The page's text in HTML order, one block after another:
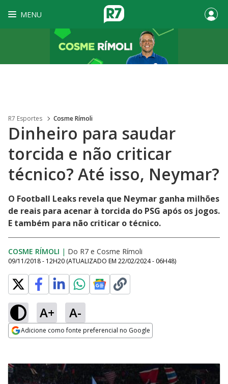
MENU
R7 Esportes Cosme Rímoli
Dinheiro para saudar
torcida e não criticar
técnico? Até isso, Neymar?
O Football Leaks revela que Neymar ganha milhões
de reais para acenar à torcida do PSG após os jogos.
E também para não criticar o técnico.
COSME RÍMOLI | Do R7 e Cosme Rímoli
09/11/2018 - 12H20 (ATUALIZADO EM 22/02/2024 - 06H48)
A+ A-
Adicione como fonte preferencial no Google